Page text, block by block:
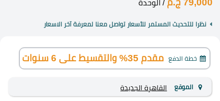
79,000 ج.م / الوحدة
نظرا للتحديث المستمر للأسعار تواصل معنا لمعرفة آخر الاسعار
خطة الدفع مقدم 35% والتقسيط على 6 سنوات
الموقع القاهرة الجديدة